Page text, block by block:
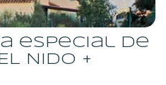
especial de
NIDO +